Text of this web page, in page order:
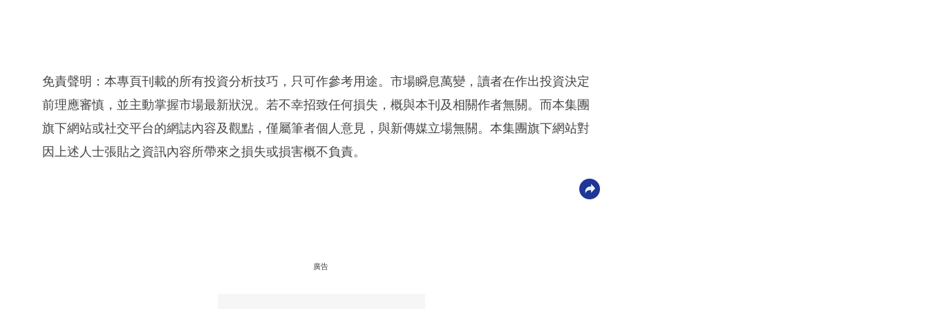
免責聲明：本專頁刊載的所有投資分析技巧，只可作參考用途。市場瞬息萬變，讀者在作出投資決定
前理應審慎，並主動掌握市場最新狀況。若不幸招致任何損失，概與本刊及相關作者無關。而本集團
旗下網站或社交平台的網誌內容及觀點，僅屬筆者個人意見，與新傳媒立場無關。本集團旗下網站對
因上述人士張貼之資訊內容所帶來之損失或損害概不負責。
廣告